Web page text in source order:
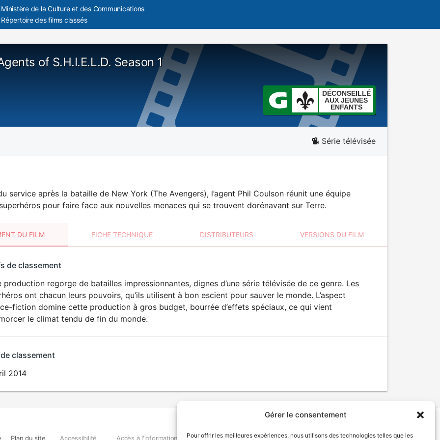
Gérer le consentement
Pour offrir les meilleures expériences, nous utilisons des technologies telles que les
Ministère de la Culture et des Communications
Répertoire des films classés
of S.H.I.E.L.D. Season 1
DÉCONSEILLÉ
AUX JEUNES
ENFANTS
Série télévisée
service après la bataille de New York (The Avengers), l’agent Phil Coulson réunit une équipe
pour faire face aux nouvelles menaces qui se trouvent dorénavant sur Terre.
DU FILM FICHE TECHNIQUE DISTRIBUTEURS VERSIONS DU FILM
DÉCONSEILLÉ
AUX JEUNES
ENFANTS
de classement
production regorge de batailles impressionnantes, dignes d’une série télévisée de ce genre. Les
ont chacun leurs pouvoirs, qu’ils utilisent à bon escient pour sauver le monde. L’aspect
fiction domine cette production à gros budget, bourrée d’effets spéciaux, ce qui vient
le climat tendu de fin du monde.
classement
2014
Plan du site Accessibilité Accès à l'information Déclaration de services Politique de confidentialité